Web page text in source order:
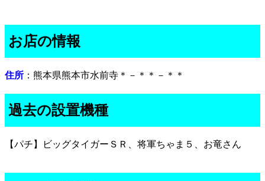
お店の情報
住所 ：熊本県熊本市水前寺＊－＊＊－＊＊
過去の設置機種
【パチ】ビッグタイガーＳＲ、将軍ちゃま５、お竜さん